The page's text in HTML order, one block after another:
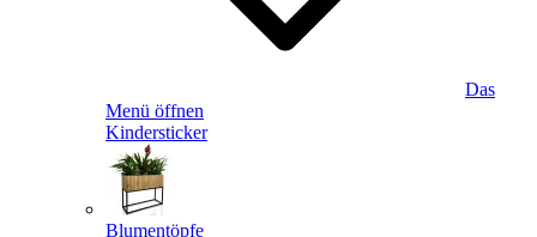
Das
Menü öffnen
Kindersticker
Blumentöpfe